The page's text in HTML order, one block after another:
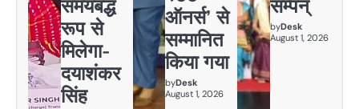
समयबद्ध
रूप से
मिलेगा-
दयाशंकर
सिंह
ऑनर्स’ से
सम्मानित
किया गया
byDesk
August 1, 2026
सम्पन्
byDesk
August 1, 2026